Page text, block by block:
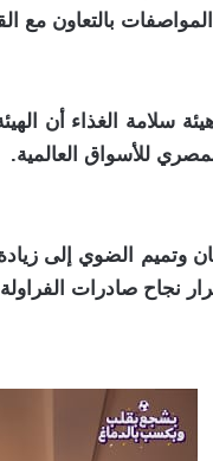
بالتعاون مع
الغذاء أن
للأسواق العالمية.
نجاح صادرات